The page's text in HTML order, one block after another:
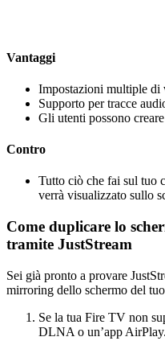
Vantaggi
Impostazioni multiple di
Supporto per tracce
Gli utenti possono
Contro
Tutto ciò che fai sul tuo
verrà visualizzato sullo
Come duplicare lo
tramite JustStream
Sei già pronto a provare
mirroring dello schermo del
Se la tua Fire TV non
DLNA o un’app